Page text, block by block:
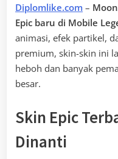
Diplomlike.com –
Epic baru di Mobile
animasi, efek partikel,
premium, skin-skin ini
heboh dan banyak
besar.
Skin Epic
Dinanti